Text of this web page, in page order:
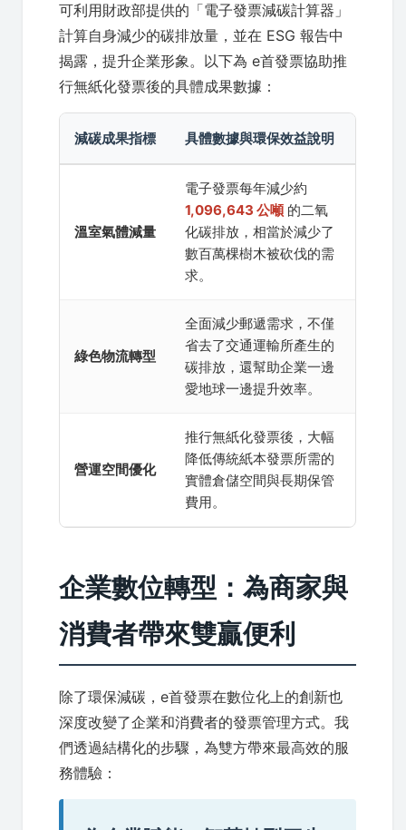
可利用財政部提供的「電子發票減碳計算器」
計算自身減少的碳排放量，並在 ESG 報告中
揭露，提升企業形象。以下為 e首發票協助推
行無紙化發票後的具體成果數據：
減碳成果指標 具體數據與環保效益說明
溫室氣體減量
電子發票每年減少約
1,096,643 公噸 的二氧
化碳排放，相當於減少了
數百萬棵樹木被砍伐的需
求。
綠色物流轉型
全面減少郵遞需求，不僅
省去了交通運輸所產生的
碳排放，還幫助企業一邊
愛地球一邊提升效率。
營運空間優化
推行無紙化發票後，大幅
降低傳統紙本發票所需的
實體倉儲空間與長期保管
費用。
企業數位轉型：為商家與
消費者帶來雙贏便利
除了環保減碳，e首發票在數位化上的創新也
深度改變了企業和消費者的發票管理方式。我
們透過結構化的步驟，為雙方帶來最高效的服
務體驗：